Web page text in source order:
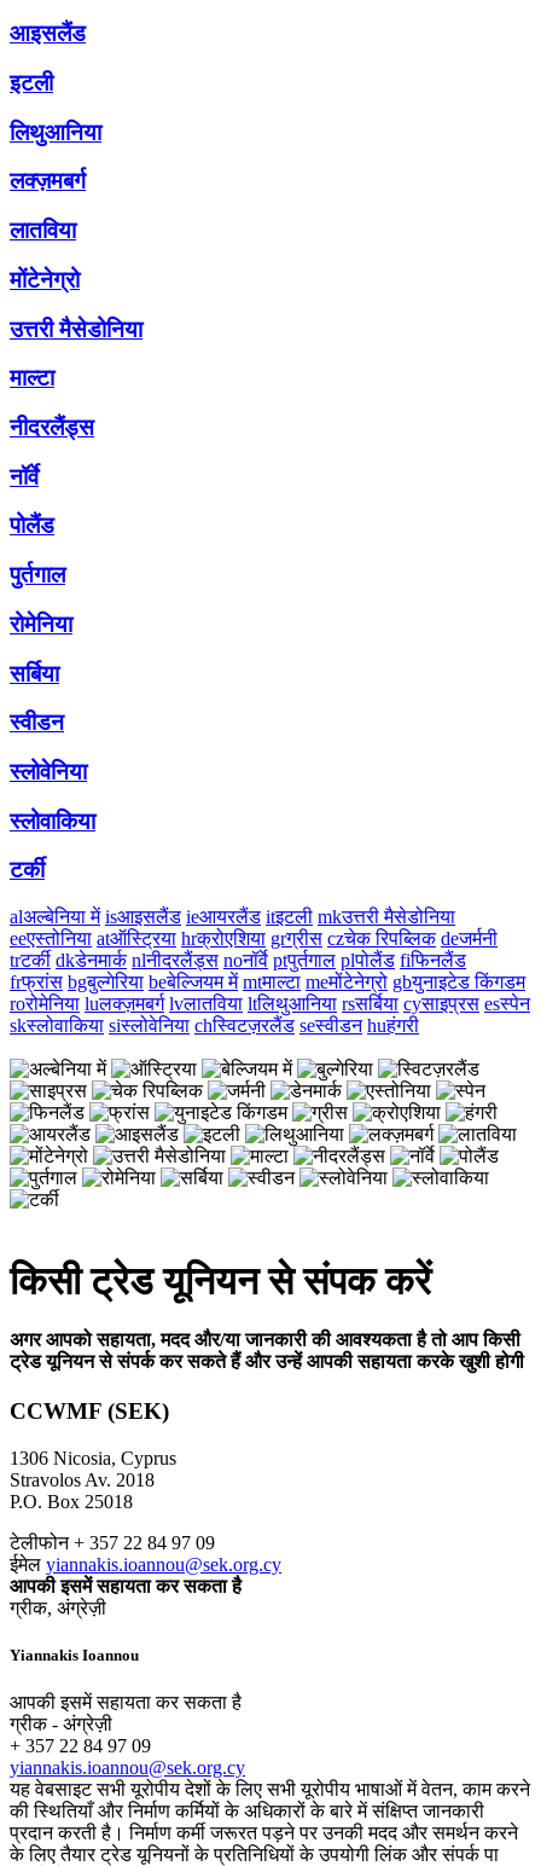
आइसलैंड
इटली
लिथुआनिया
लक्ज़मबर्ग
लातविया
मोंटेनेग्रो
उत्तरी मैसेडोनिया
माल्टा
नीदरलैंड्स
नॉर्वे
पोलैंड
पुर्तगाल
रोमेनिया
सर्बिया
स्वीडन
स्लोवेनिया
स्लोवाकिया
टर्की
alअल्बेनिया में isआइसलैंड ieआयरलैंड itइटली mkउत्तरी मैसेडोनिया
eeएस्तोनिया atऑस्ट्रिया hrक्रोएशिया grग्रीस czचेक रिपब्लिक deजर्मनी
trटर्की dkडेनमार्क nlनीदरलैंड्स noनॉर्वे ptपुर्तगाल plपोलैंड fiफिनलैंड
frफ्रांस bgबुल्गेरिया beबेल्जियम में mtमाल्टा meमोंटेनेग्रो gbयुनाइटेड किंगडम
roरोमेनिया luलक्ज़मबर्ग lvलातविया ltलिथुआनिया rsसर्बिया cyसाइप्रस esस्पेन
skस्लोवाकिया siस्लोवेनिया chस्विटज़रलैंड seस्वीडन huहंगरी
किसी ट्रेड यूनियन से संपक करें
अगर आपको सहायता, मदद और/या जानकारी की आवश्यकता है तो आप किसी
ट्रेड यूनियन से संपर्क कर सकते हैं और उन्हें आपकी सहायता करके खुशी होगी
CCWMF (SEK)
1306 Nicosia, Cyprus
Stravolos Av. 2018
P.O. Box 25018
टेलीफोन + 357 22 84 97 09
ईमेल yiannakis.ioannou@sek.org.cy
आपकी इसमें सहायता कर सकता है
ग्रीक, अंग्रेज़ी
Yiannakis Ioannou
आपकी इसमें सहायता कर सकता है
ग्रीक - अंग्रेज़ी
+ 357 22 84 97 09
yiannakis.ioannou@sek.org.cy
यह वेबसाइट सभी यूरोपीय देशों के लिए सभी यूरोपीय भाषाओं में वेतन, काम करने
की स्थितियाँ और निर्माण कर्मियों के अधिकारों के बारे में संक्षिप्त जानकारी
प्रदान करती है। निर्माण कर्मी जरूरत पड़ने पर उनकी मदद और समर्थन करने
के लिए तैयार ट्रेड यूनियनों के प्रतिनिधियों के उपयोगी लिंक और संपर्क पा